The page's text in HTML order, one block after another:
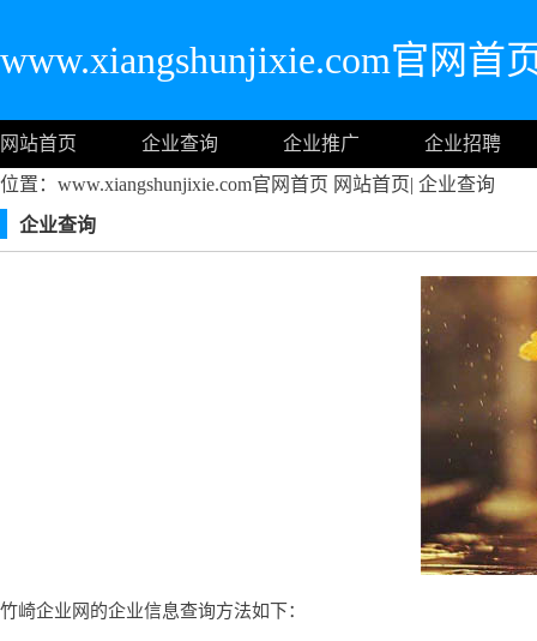
www.xiangshunjixie.com官网首
网站首页 企业查询 企业推广
企业招聘
位置：www.xiangshunjixie.com官网首页 网站首页| 企业查询
企业查询
竹崎企业网的企业信息查询方法如下：